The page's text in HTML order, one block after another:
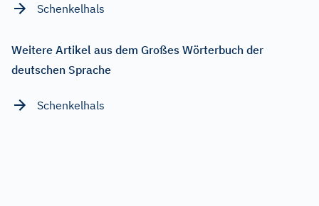
Schenkelhals
Weitere Artikel aus dem Großes Wörterbuch der
deutschen Sprache
Schenkelhals